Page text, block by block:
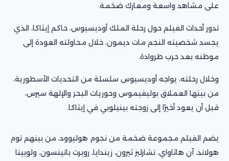
على مشاهد واسعة ومعارك ضخمة.
تدور أحداث الفيلم حول رحلة الملك أوديسيوس، حاكم إيثاكا، الذي
يجسد شخصيته النجم مات ديمون، خلال محاولته العودة إلى
موطنه بعد حرب طروادة.
وخلال رحلته، يواجه أوديسيوس سلسلة من التحديات الأسطورية،
من بينها العملاق بوليفيموس وحوريات البحر والإلهة سيرس،
قبل أن يعود أخيرًا إلى زوجته بينيلوبي في إيثاكا.
يضم الفيلم مجموعة ضخمة من نجوم هوليوود، من بينهم توم
هولاند، آن هاثاواي، تشارليز ثيرون، زيندايا، روبرت باتينسون، ولوبيتا